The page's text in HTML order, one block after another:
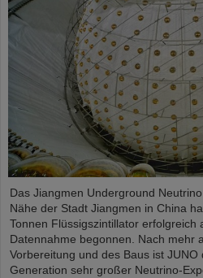
Das Jiangmen Underground
Nähe der Stadt Jiangmen in China
Tonnen Flüssigszintillator erfolgreich
Datennahme begonnen. Nach mehr
Vorbereitung und des Baus ist
Generation sehr großer Neutrino-